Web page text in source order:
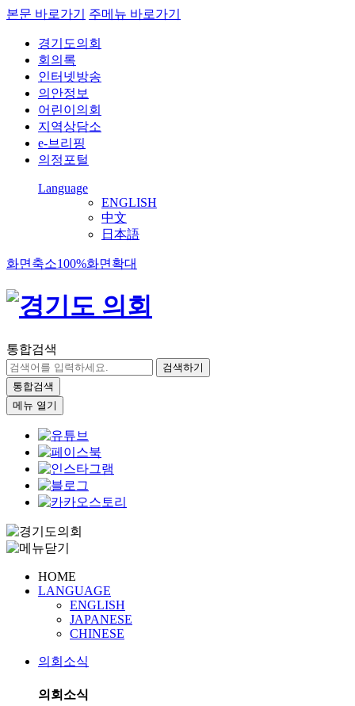
본문 바로가기 주메뉴 바로가기
경기도의회
회의록
인터넷방송
의안정보
어린이의회
지역상담소
e-브리핑
의정포털
Language
ENGLISH
中文
日本語
화면축소100%화면확대
통합검색
검색하기
통합검색
메뉴 열기
HOME
LANGUAGE
ENGLISH
JAPANESE
CHINESE
의회소식
의회소식